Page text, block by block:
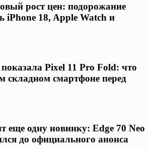
рост цен: подорожание
iPhone 18, Apple Watch и
Pixel 11 Pro Fold: что
складном смартфоне перед
еще одну новинку: Edge 70 Neo
до официального анонса